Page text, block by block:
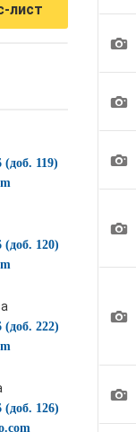
лист
(доб. 119)
(доб. 120)
(доб. 222)
(доб. 126)
1
1
1
1
1
1